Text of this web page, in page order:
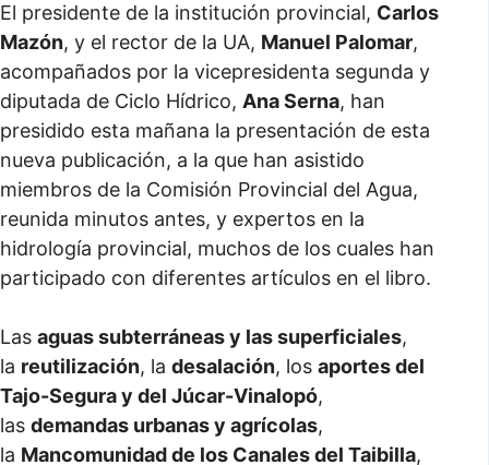
El presidente de la institución provincial, Carlos
Mazón, y el rector de la UA, Manuel Palomar,
acompañados por la vicepresidenta segunda y
diputada de Ciclo Hídrico, Ana Serna, han
presidido esta mañana la presentación de esta
nueva publicación, a la que han asistido
miembros de la Comisión Provincial del Agua,
reunida minutos antes, y expertos en la
hidrología provincial, muchos de los cuales han
participado con diferentes artículos en el libro.
Las aguas subterráneas y las superficiales,
la reutilización, la desalación, los aportes del
Tajo-Segura y del Júcar-Vinalopó,
las demandas urbanas y agrícolas,
la Mancomunidad de los Canales del Taibilla,